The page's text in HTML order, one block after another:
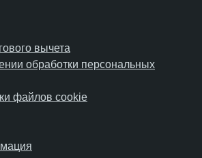
вычета
обработки персональных
файлов cookie